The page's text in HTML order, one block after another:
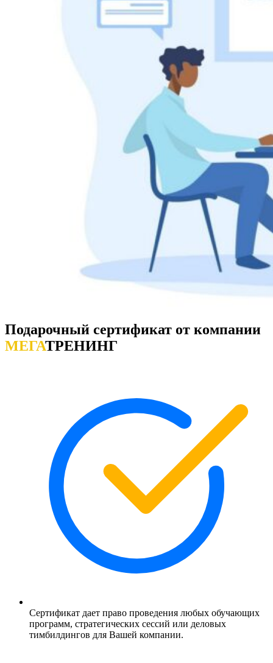
Подарочный сертификат от компании
МЕГАТРЕНИНГ
Сертификат дает право проведения любых обучающих
программ, стратегических сессий или деловых
тимбилдингов для Вашей компании.